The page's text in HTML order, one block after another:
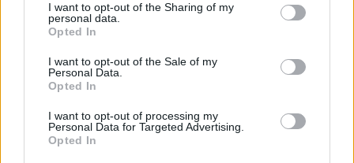
not limited to your visit or usage behaviour. You may click to
grant or deny consent to Google and its third-party tags to
use your data for below specified purposes in below Google
consent section.
I want to opt-out of the Sharing of my
personal data.
Opted In
I want to opt-out of the Sale of my
Personal Data.
Opted In
I want to opt-out of processing my
Personal Data for Targeted Advertising.
Opted In
THE FLOOR - CSAK EGY MARADHAT
ADÁSRÉSZLETEK SPORT FOTÓK
FELISMERÉS